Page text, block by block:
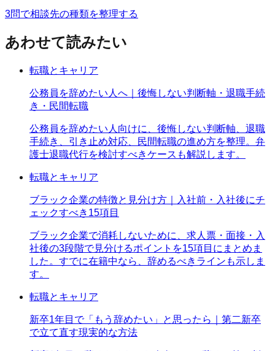
3問で相談先の種類を整理する
あわせて読みたい
転職とキャリア
公務員を辞めたい人へ｜後悔しない判断軸・退職手続
き・民間転職
公務員を辞めたい人向けに、後悔しない判断軸、退職
手続き、引き止め対応、民間転職の進め方を整理。弁
護士退職代行を検討すべきケースも解説します。
転職とキャリア
ブラック企業の特徴と見分け方｜入社前・入社後にチ
ェックすべき15項目
ブラック企業で消耗しないために、求人票・面接・入
社後の3段階で見分けるポイントを15項目にまとめま
した。すでに在籍中なら、辞めるべきラインも示しま
す。
転職とキャリア
新卒1年目で「もう辞めたい」と思ったら｜第二新卒
で立て直す現実的な方法